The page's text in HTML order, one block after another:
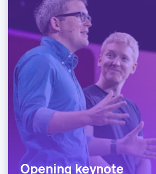
Opening keynote